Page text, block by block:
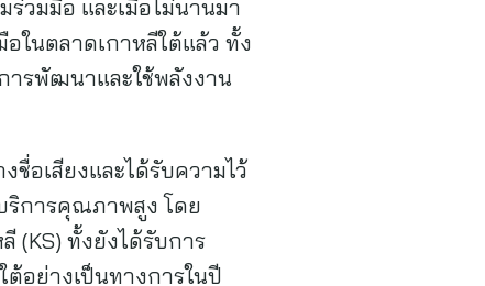
วมมือ และเมื่อไม่นานมา
ในตลาดเกาหลีใต้แล้ว ทั้ง
ารพัฒนาและใช้พลังงาน
ชื่อเสียงและได้รับความไว้
ริการคุณภาพสูง โดย
(KS) ทั้งยังได้รับการ
อย่างเป็นทางการในปี